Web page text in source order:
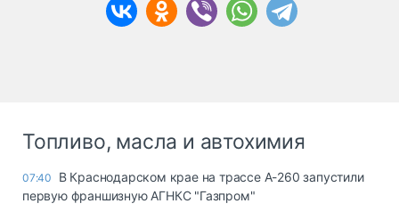
Топливо, масла и автохимия
07:40
В Краснодарском крае на трассе А-260 запустили
первую франшизную АГНКС "Газпром"